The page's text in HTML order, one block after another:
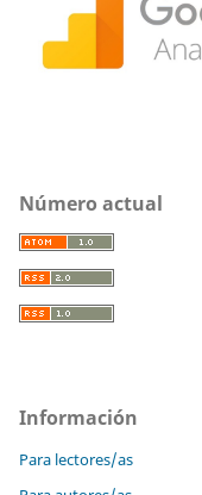
Número actual
Información
Para lectores/as